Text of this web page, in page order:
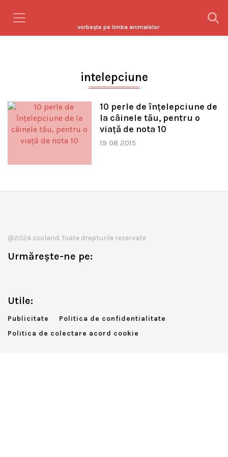
vorbeşte pe limba animalelor
intelepciune
10 perle de înţelepciune de
la câinele tău, pentru o
viaţă de nota 10
19 08 2015
@2024 zooland. Toate drepturile rezervate
Urmărește-ne pe:
Utile:
Publicitate
Politica de confidentialitate
Politica de colectare acord cookie